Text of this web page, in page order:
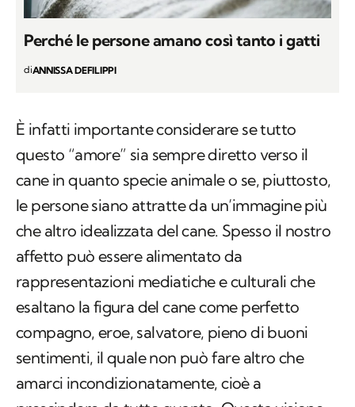
ANNISSA DEFILIPPI
È infatti importante considerare se tutto
cane in quanto specie animale o se, piuttosto,
le persone siano attratte da un’immagine più
che altro idealizzata del cane. Spesso il nostro
affetto può essere alimentato da
rappresentazioni mediatiche e culturali che
esaltano la figura del cane come perfetto
compagno, eroe, salvatore, pieno di buoni
sentimenti, il quale non può fare altro che
amarci incondizionatamente, cioè a
prescindere da tutto quanto. Questa visione
idealizzata e impersonale può portare a
proiettare sui cani aspettative irrealistiche,